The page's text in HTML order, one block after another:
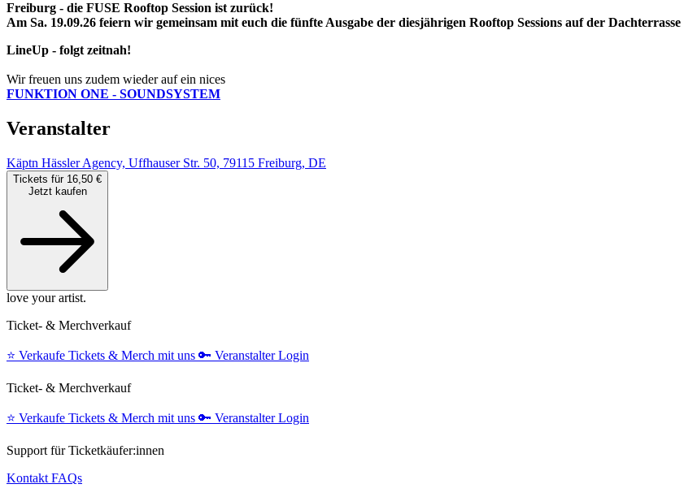
Freiburg - die FUSE Rooftop Session ist zurück!
Am Sa. 19.09.26 feiern wir gemeinsam mit euch die fünfte Ausgabe der diesjährigen Rooftop Sessions auf der
LineUp - folgt zeitnah!
Wir freuen uns zudem wieder auf ein nices
FUNKTION ONE - SOUNDSYSTEM
Veranstalter
Käptn Hässler Agency, Uffhauser Str. 50, 79115 Freiburg, DE
Tickets für 16,50 €
Jetzt kaufen
love your artist.
Ticket- & Merchverkauf
⭐️ Verkaufe Tickets & Merch mit uns 🔑 Veranstalter Login
Ticket- & Merchverkauf
⭐️ Verkaufe Tickets & Merch mit uns 🔑 Veranstalter Login
Support für Ticketkäufer:innen
Kontakt FAQs